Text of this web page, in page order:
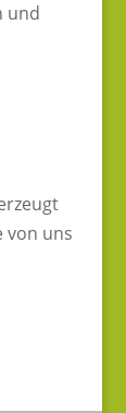
und
von uns